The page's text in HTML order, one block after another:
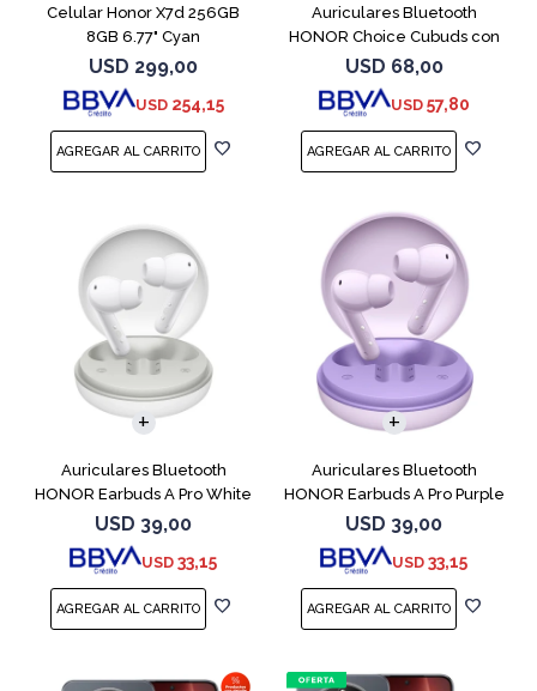
Celular Honor X7d 256GB
8GB 6.77" Cyan
USD 299,00
USD 254,15
Auriculares Bluetooth
HONOR Choice Cubuds con
Pantalla Beige
USD 68,00
USD 57,80
Auriculares Bluetooth
HONOR Earbuds A Pro White
USD 39,00
USD 33,15
Auriculares Bluetooth
HONOR Earbuds A Pro Purple
USD 39,00
USD 33,15